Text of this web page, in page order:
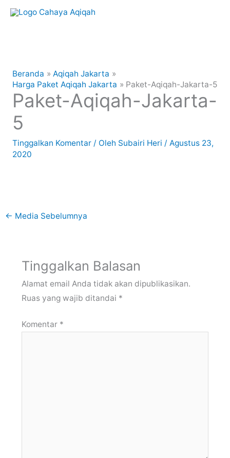
Lewati
Beranda
Aqiqah Jakarta
Harga Paket Aqiqah Jakarta
Paket-Aqiqah-Jakarta-5
Paket-Aqiqah-Jakarta-
5
Tinggalkan Komentar / Oleh Subairi Heri / Agustus 23,
2020
← Media Sebelumnya
Tinggalkan Balasan
Alamat email Anda tidak akan dipublikasikan.
Ruas yang wajib ditandai *
Komentar *